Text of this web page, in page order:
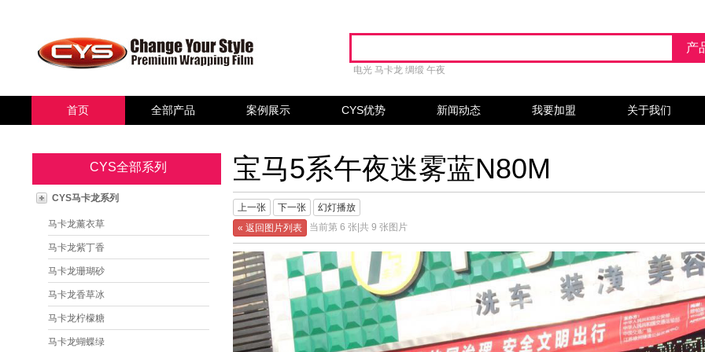
电光 马卡龙 绸缎 午夜
首页 全部产品 案例展示 CYS优势 新闻动态 我要加盟 关于我们
CYS全部系列
CYS马卡龙系列
马卡龙薰衣草
马卡龙紫丁香
马卡龙珊瑚砂
马卡龙香草冰
马卡龙柠檬糖
马卡龙蝴蝶绿
宝马5系午夜迷雾蓝N80M
上一张 下一张
幻灯播放
« 返回图片列表
当前第 6 张 共 9 张图片